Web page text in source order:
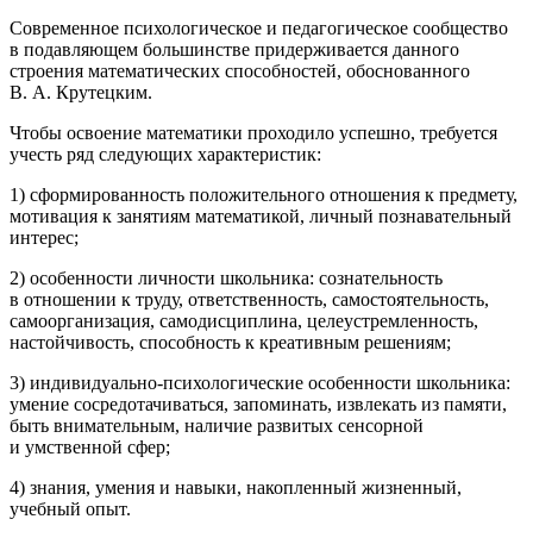
Современное психологическое и педагогическое сообщество
в подавляющем большинстве придерживается данного
строения математических способностей, обоснованного
В. А. Крутецким.
Чтобы освоение математики проходило успешно, требуется
учесть ряд следующих характеристик:
1) сформированность положительного отношения к предмету,
мотивация к занятиям математикой, личный познавательный
интерес;
2) особенности личности школьника: сознательность
в отношении к труду, ответственность, самостоятельность,
самоорганизация, самодисциплина, целеустремленность,
настойчивость, способность к креативным решениям;
3) индивидуально-психологические особенности школьника:
умение сосредотачиваться, запоминать, извлекать из памяти,
быть внимательным, наличие развитых сенсорной
и умственной сфер;
4) знания, умения и навыки, накопленный жизненный,
учебный опыт.